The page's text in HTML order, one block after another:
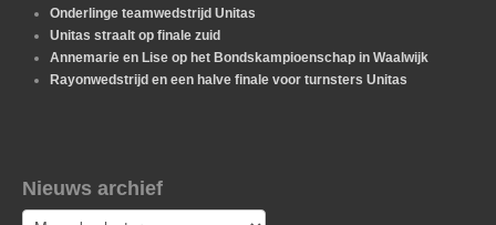
Onderlinge teamwedstrijd Unitas
Unitas straalt op finale zuid
Annemarie en Lise op het Bondskampioenschap in Waalwijk
Rayonwedstrijd en een halve finale voor turnsters Unitas
Nieuws archief
Nieuws